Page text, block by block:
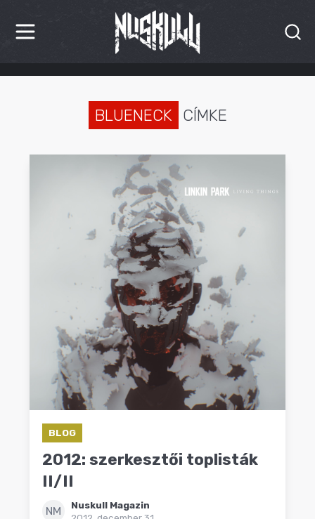
HÍREK
BLUENECK CÍMKE
BLOG
2012: szerkesztői toplisták
II/II
NM
Nuskull Magazin